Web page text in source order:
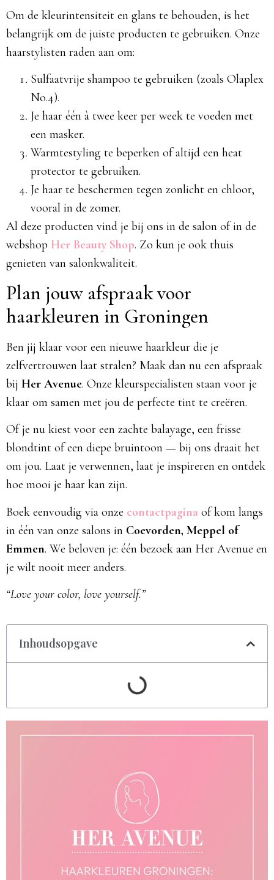
Om de kleurintensiteit en glans te behouden, is het
belangrijk om de juiste producten te gebruiken. Onze
haarstylisten raden aan om:
Sulfaatvrije shampoo te gebruiken (zoals Olaplex
No.4).
Je haar één à twee keer per week te voeden met
een masker.
Warmtestyling te beperken of altijd een heat
protector te gebruiken.
Je haar te beschermen tegen zonlicht en chloor,
vooral in de zomer.
Al deze producten vind je bij ons in de salon of in de
webshop Her Beauty Shop. Zo kun je ook thuis
genieten van salonkwaliteit.
Plan jouw afspraak voor
haarkleuren in Groningen
Ben jij klaar voor een nieuwe haarkleur die je
zelfvertrouwen laat stralen? Maak dan nu een afspraak
bij Her Avenue. Onze kleurspecialisten staan voor je
klaar om samen met jou de perfecte tint te creëren.
Of je nu kiest voor een zachte balayage, een frisse
blondtint of een diepe bruintoon — bij ons draait het
om jou. Laat je verwennen, laat je inspireren en ontdek
hoe mooi je haar kan zijn.
Boek eenvoudig via onze contactpagina of kom langs
in één van onze salons in Coevorden, Meppel of
Emmen. We beloven je: één bezoek aan Her Avenue en
je wilt nooit meer anders.
“Love your color, love yourself.”
Inhoudsopgave